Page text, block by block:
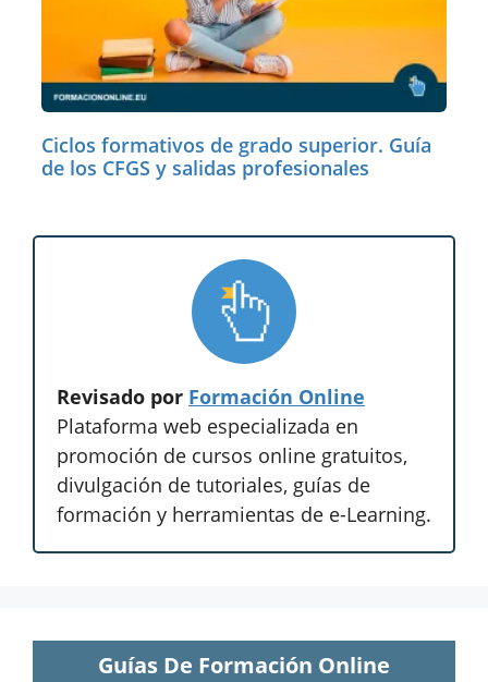
Ciclos formativos de grado superior. Guía
de los CFGS y salidas profesionales
Revisado por Formación Online
Plataforma web especializada en
promoción de cursos online gratuitos,
divulgación de tutoriales, guías de
formación y herramientas de e-Learning.
Guías De Formación Online